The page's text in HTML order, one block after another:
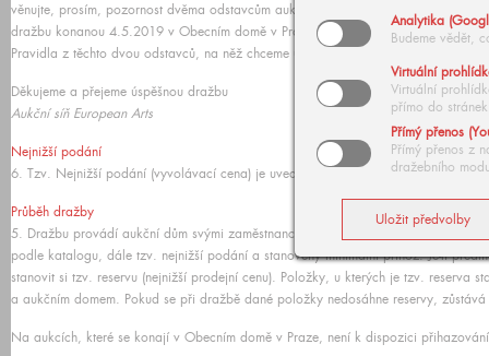
Analytika
Budeme vědět,
Virtuální
Virtuální
přímo do stránek
Přímý přenos
Přímý přenos z
dražebního
věnujte, prosím, pozornost dvěma odstavcům aukčního řádu (nejnižší podání a
dražbu konanou 4.5.2019 v Obecním domě v Praze.
Pravidla z těchto dvou odstavců, na něž chceme upozornit, jsou také formou
Děkujeme a přejeme úspěšnou dražbu
Aukční síň European Arts
Nejnižší podání
6. Tzv. Nejnižší podání (vyvolávací cena) je uvedeno vlevo dole v popisu každé
Průběh dražby
5. Dražbu provádí aukční dům svými zaměstnanci nebo aukčním domem
podle katalogu, dále tzv. nejnižší podání a stanovený minimální příhoz. Je-li
stanovit si tzv. reservu (nejnižší prodejní cenu). Položky, u kterých je tzv. reserva
a aukčním domem. Pokud se při dražbě dané položky nedosáhne reservy,
Na aukcích, které se konají v Obecním domě v Praze, není k dispozici